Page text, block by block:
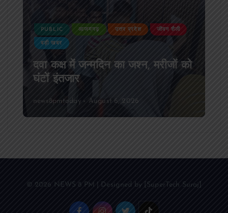
PUBLIC आजमगढ़ उत्तर प्रदेश जीवन शैली
बड़ी खबर
दवा कक्ष में जन्मदिन का जश्न, मरीजों को
घंटों इंतजार
news8pmtoday August 6, 2026
© 2026 NEWS 8 PM | Designed by [SuperTech Suraj]